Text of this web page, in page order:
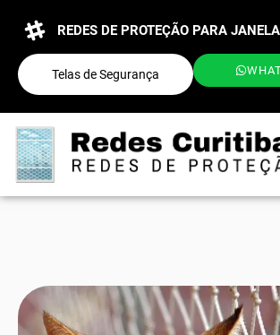
REDES DE PROTEÇÃO PARA
Telas de Segurança